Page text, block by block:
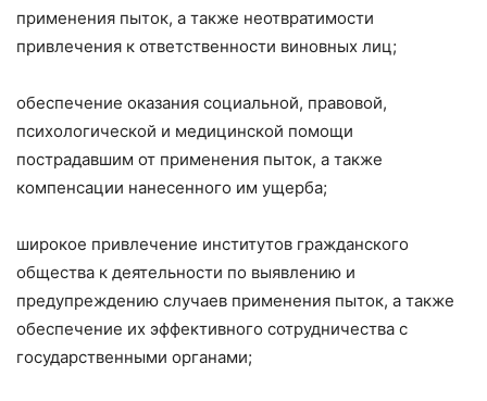
применения пыток, а также неотвратимости
привлечения к ответственности виновных лиц;
обеспечение оказания социальной, правовой,
психологической и медицинской помощи
пострадавшим от применения пыток, а также
компенсации нанесенного им ущерба;
широкое привлечение институтов гражданского
общества к деятельности по выявлению и
предупреждению случаев применения пыток, а также
обеспечение их эффективного сотрудничества с
государственными органами;